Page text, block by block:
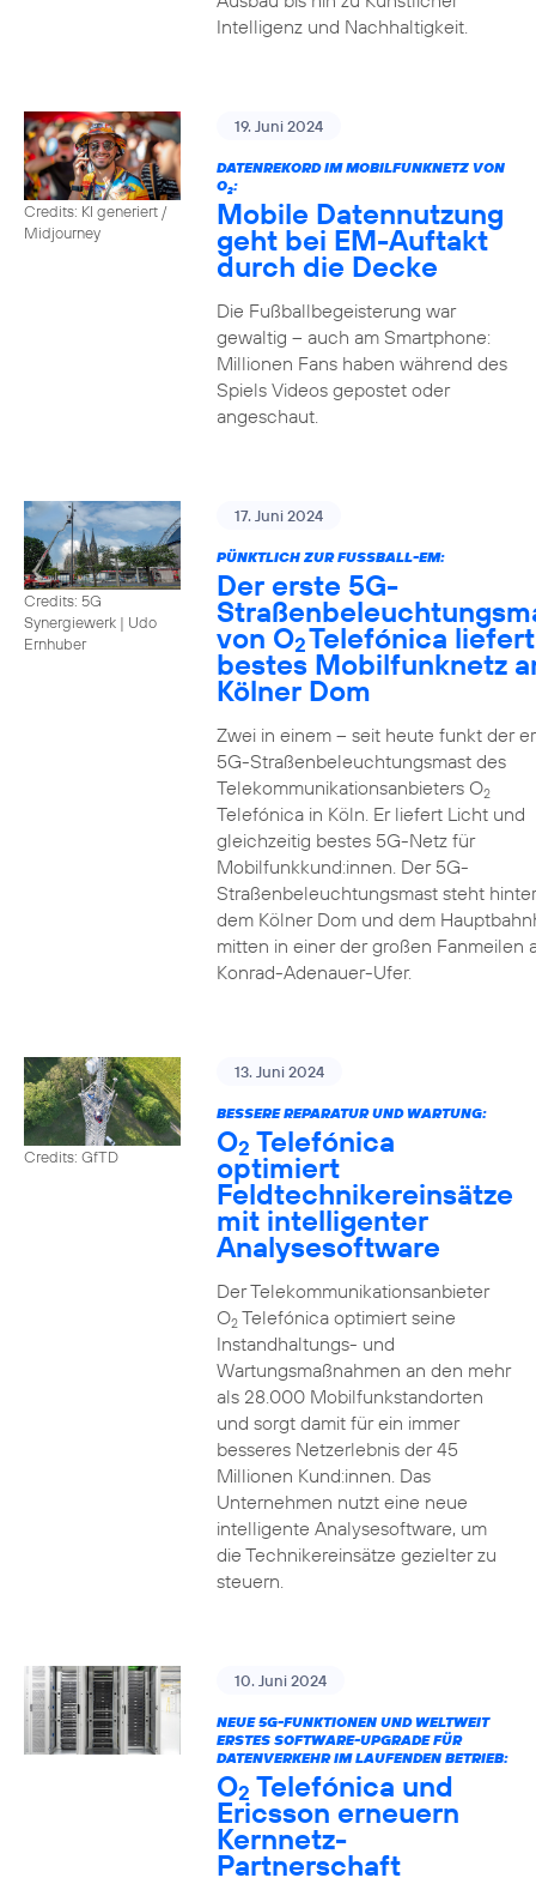
Intelligenz und Nachhaltigkeit.
Credits: KI generiert /
Midjourney
19. Juni 2024
DATENREKORD IM MOBILFUNKNETZ VON
O2:
Mobile Datennutzung
geht bei EM-Auftakt
durch die Decke
Die Fußballbegeisterung war
gewaltig – auch am Smartphone:
Millionen Fans haben während des
Spiels Videos gepostet oder
angeschaut.
Credits: 5G
Synergiewerk | Udo
Ernhuber
17. Juni 2024
PÜNKTLICH ZUR FUSSBALL-EM:
Der erste 5G-
von O2Telefónica liefert
bestes Mobilfunknetz
Kölner Dom
Zwei in einem – seit heute funkt der
5G-Straßenbeleuchtungsmast des
Telekommunikationsanbieters O2
Telefónica in Köln. Er liefert Licht und
gleichzeitig bestes 5G-Netz für
Mobilfunkkund:innen. Der 5G-
Straßenbeleuchtungsmast steht hinter
dem Kölner Dom und dem
mitten in einer der großen Fanmeilen
Konrad-Adenauer-Ufer.
Credits: GfTD
13. Juni 2024
BESSERE REPARATUR UND WARTUNG:
O2 Telefónica
optimiert
Feldtechnikereinsätze
mit intelligenter
Analysesoftware
Der Telekommunikationsanbieter
O2Telefónica optimiert seine
Instandhaltungs- und
Wartungsmaßnahmen an den mehr
als 28.000 Mobilfunkstandorten
und sorgt damit für ein immer
besseres Netzerlebnis der 45
Millionen Kund:innen. Das
Unternehmen nutzt eine neue
intelligente Analysesoftware, um
die Technikereinsätze gezielter zu
steuern.
10. Juni 2024
NEUE 5G-FUNKTIONEN UND WELTWEIT
ERSTES SOFTWARE-UPGRADE FÜR
DATENVERKEHR IM LAUFENDEN BETRIEB:
O2 Telefónica und
Ericsson erneuern
Kernnetz-
Partnerschaft